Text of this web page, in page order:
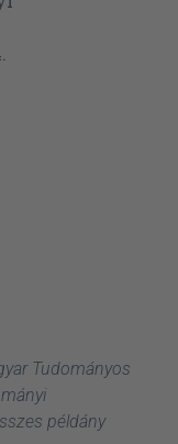
Tudományos
példány